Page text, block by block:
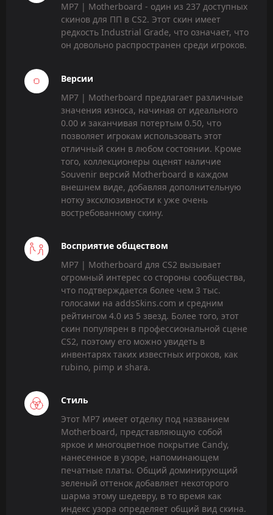
MP7 | Motherboard - один из 237 доступных
скинов для ПП в CS2. Этот скин имеет
редкость Industrial Grade, что означает, что
он довольно распространен среди игроков.
Версии
MP7 | Motherboard предлагает различные
значения износа, начиная от идеального
0.00 и заканчивая потертым 0.50, что
позволяет игрокам использовать этот
отличный скин в любом состоянии. Кроме
того, коллекционеры оценят наличие
Souvenir версий Motherboard в каждом
внешнем виде, добавляя дополнительную
нотку эксклюзивности к уже очень
востребованному скину.
Восприятие обществом
MP7 | Motherboard для CS2 вызывает
огромный интерес со стороны сообщества,
что подтверждается более чем 3 тыс.
голосами на addsSkins.com и средним
рейтингом 4.0 из 5 звезд. Более того, этот
скин популярен в профессиональной сцене
CS2, поэтому его можно увидеть в
инвентарях таких известных игроков, как
rubino, pimp и shara.
Стиль
Этот MP7 имеет отделку под названием
Motherboard, представляющую собой
яркое и многоцветное покрытие Candy,
нанесенное в узоре, напоминающем
печатные платы. Общий доминирующий
зеленый оттенок добавляет некоторого
шарма этому шедевру, в то время как
индекс узора определяет общий вид скина.